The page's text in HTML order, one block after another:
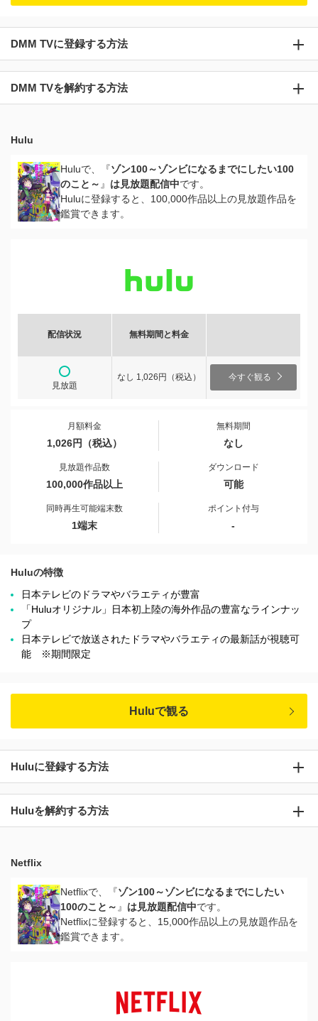
DMM TVに登録する方法
DMM TVを解約する方法
Hulu
Huluで、『ゾン100～ゾンビになるまでにしたい100
のこと～ 』 は見放題配信中です。
Huluに登録すると、100,000作品以上の見放題作品を
鑑賞できます。
配信状況 無料期間と料金
見放題
なし 1,026円（税込） 今すぐ観る
月額料金
1,026円（税込）
無料期間
なし
見放題作品数
100,000作品以上
ダウンロード
可能
同時再生可能端末数
1端末
ポイント付与
-
Huluの特徴
日本テレビのドラマやバラエティが豊富
「Huluオリジナル」日本初上陸の海外作品の豊富なラインナッ
プ
日本テレビで放送されたドラマやバラエティの最新話が視聴可
能 ※期間限定
Huluで観る
Huluに登録する方法
Huluを解約する方法
Netflix
Netflixで、『ゾン100～ゾンビになるまでにしたい
100のこと～ 』 は見放題配信中です。
Netflixに登録すると、15,000作品以上の見放題作品を
鑑賞できます。